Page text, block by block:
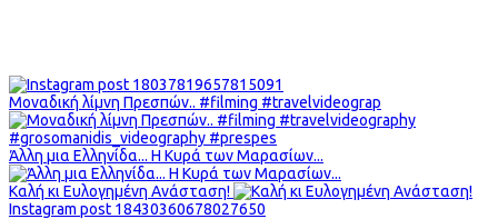
Μοναδική λίμνη Πρεσπών.. #filming #travelvideograp
Άλλη μια Ελληνίδα... Η Κυρά των Μαρασίων...
Καλή κι Ευλογημένη Ανάσταση!
Instagram post 18430360678027650